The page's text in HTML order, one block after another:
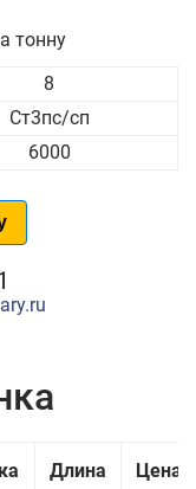
тонну
8
Ст3пс/сп
6000
Длина Цена